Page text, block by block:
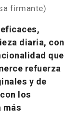
firmante)
diaria, con
que
refuerza
y de
los